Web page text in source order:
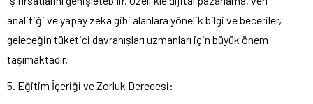
analitiği ve yapay zeka gibi alanlara yönelik bilgi ve beceriler,
geleceğin tüketici davranışları uzmanları için büyük önem
taşımaktadır.
5. Eğitim İçeriği ve Zorluk Derecesi: